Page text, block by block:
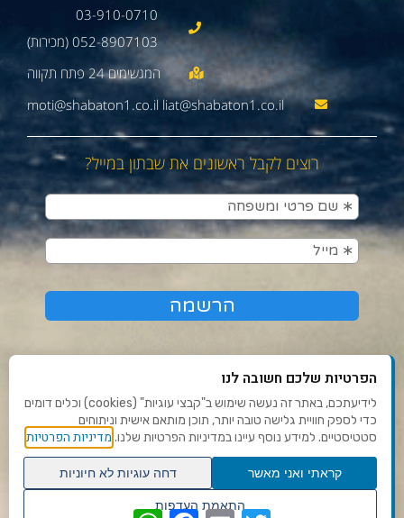
03-910-0710
052-8907103 (מכירות)
moti@shabaton1.co.il liat@shabaton1.co.il
רוצים לקבל ראשונים את שבתון במייל?
תנאי שימוש ומדיניות פרטיות
פנו אלינו
הצהרת נגישות
הפרטיות שלכם חשובה לנו
לידיעתכם, באתר זה נעשה שימוש ב"קבצי עוגיות" (cookies) וכלים דומים
כדי לספק חוויית גלישה טובה יותר, תוכן מותאם אישית וניתוחים
סטטיסטיים. למידע נוסף עיינו במדיניות הפרטיות שלנו. מדיניות הפרטיות
קראתי ואני מאשר
דחה עוגיות לא חיוניות
התאמת העדפות